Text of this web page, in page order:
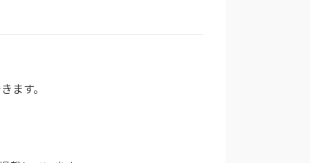
ます。